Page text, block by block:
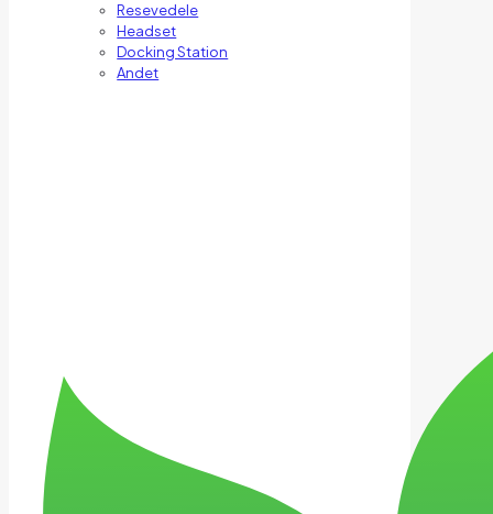
Resevedele
Headset
Docking Station
Andet